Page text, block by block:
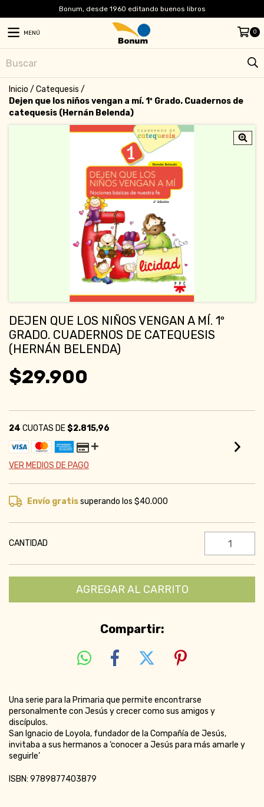
Bonum, desde 1960 editando buenos libros
MENÚ 0
Inicio / Catequesis /
Dejen que los niños vengan a mí. 1º Grado. Cuadernos de
catequesis (Hernán Belenda)
DEJEN QUE LOS NIÑOS VENGAN A MÍ. 1º
GRADO. CUADERNOS DE CATEQUESIS
(HERNÁN BELENDA)
$29.900
24 CUOTAS DE$2.815,96
VER MEDIOS DE PAGO
Envío gratissuperando los$40.000
CANTIDAD
Compartir:
Una serie para la Primaria que permite encontrarse
personalmente con Jesús y crecer como sus amigos y
discípulos.
San Ignacio de Loyola, fundador de la Compañía de Jesús,
invitaba a sus hermanos a ‘conocer a Jesús para más amarle y
seguirle’
ISBN: 9789877403879